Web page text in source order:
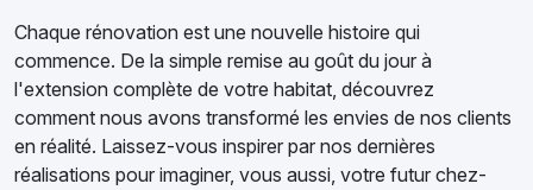
Chaque rénovation est une nouvelle histoire qui
commence. De la simple remise au goût du jour à
l'extension complète de votre habitat, découvrez
comment nous avons transformé les envies de nos clients
en réalité. Laissez-vous inspirer par nos dernières
réalisations pour imaginer, vous aussi, votre futur chez-